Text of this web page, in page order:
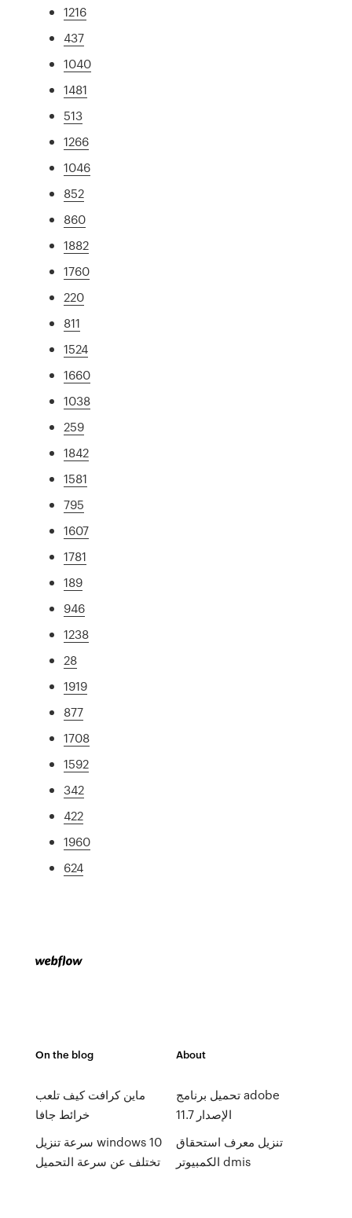
1216
437
1040
1481
513
1266
1046
852
860
1882
1760
220
811
1524
1660
1038
259
1842
1581
795
1607
1781
189
946
1238
28
1919
877
1708
1592
342
422
1960
624
On the blog
ماين كرافت كيف تلعب
خرائط جافا
سرعة تنزيل windows 10
تختلف عن سرعة التحميل
About
تحميل برنامج adobe
الإصدار 11.7
تنزيل معرف استحقاق
الكمبيوتر dmis